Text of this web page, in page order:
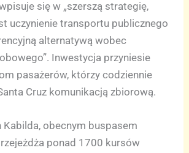
się w „szerszą strategię,
uczynienie transportu publicznego
alternatywą wobec
Inwestycja przyniesie
pasażerów, którzy codziennie
Cruz komunikacją zbiorową.
Kabilda, obecnym buspasem
ponad 1700 kursów